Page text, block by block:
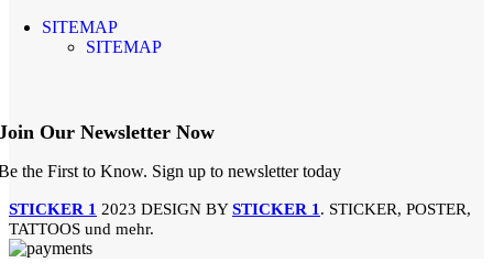
SITEMAP
SITEMAP
Our Newsletter Now
the First to Know. Sign up to newsletter today
STICKER 1 2023 DESIGN BYSTICKER 1 . STICKER, POSTER,
TATTOOS und mehr.